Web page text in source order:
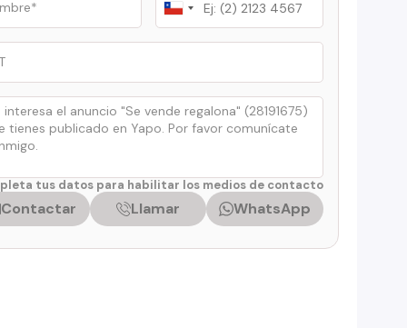
Chile
+56
tus datos para habilitar los medios de contacto
Contactar Llamar WhatsApp